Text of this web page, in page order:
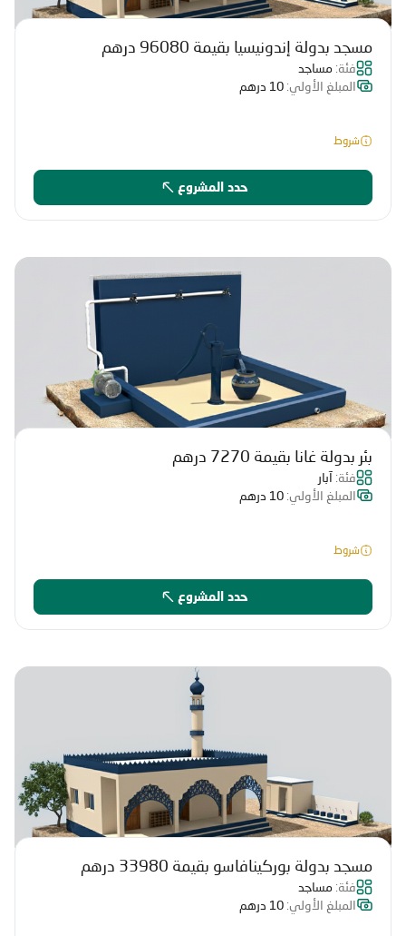
مسجد بدولة إندونيسيا بقيمة 96080 درهم
فئة: مساجد
المبلغ الأولي: 10 درهم
شروط
حدد المشروع
بئر بدولة غانا بقيمة 7270 درهم
فئة: آبار
المبلغ الأولي: 10 درهم
شروط
حدد المشروع
مسجد بدولة بوركينافاسو بقيمة 33980 درهم
فئة: مساجد
المبلغ الأولي: 10 درهم